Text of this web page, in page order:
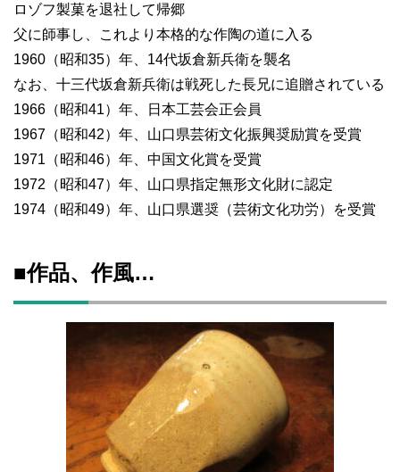
ロゾフ製菓を退社して帰郷
父に師事し、これより本格的な作陶の道に入る
1960（昭和35）年、14代坂倉新兵衛を襲名
なお、十三代坂倉新兵衛は戦死した長兄に追贈されている
1966（昭和41）年、日本工芸会正会員
1967（昭和42）年、山口県芸術文化振興奨励賞を受賞
1971（昭和46）年、中国文化賞を受賞
1972（昭和47）年、山口県指定無形文化財に認定
1974（昭和49）年、山口県選奨（芸術文化功労）を受賞
■作品、作風…